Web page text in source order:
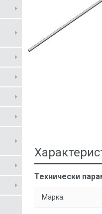
Технически
Марка: